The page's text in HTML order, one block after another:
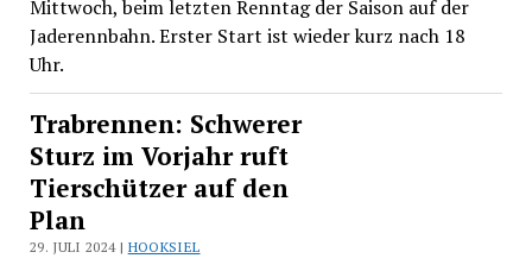
Mittwoch, beim letzten Renntag der Saison auf der
Jaderennbahn. Erster Start ist wieder kurz nach 18
Uhr.
Trabrennen: Schwerer
Sturz im Vorjahr ruft
Tierschützer auf den
Plan
29. JULI 2024 | HOOKSIEL